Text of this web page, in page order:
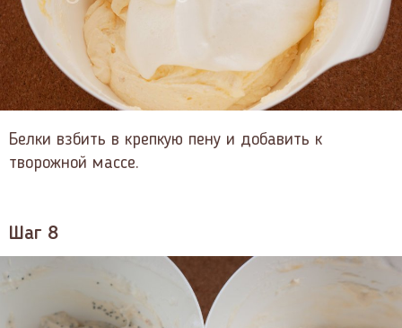
Белки взбить в крепкую пену и добавить к
творожной массе.
Шаг 8